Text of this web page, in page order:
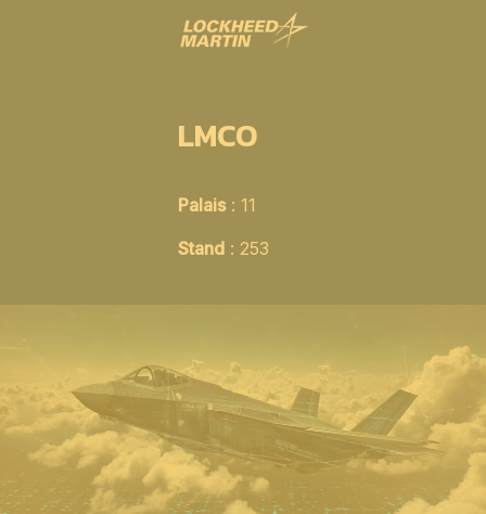
LMCO
Palais: 11
Stand: 253